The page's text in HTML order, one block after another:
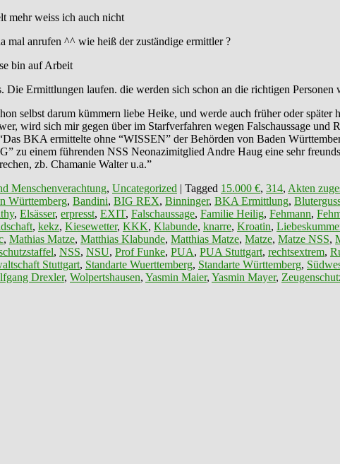
mehr weiss ich auch nicht
mal anrufen ^^ wie heiß der zuständige ermittler ?
bin auf Arbeit
Ermittlungen laufen. die werden sich schon an die richtigen Personen
selbst darum kümmern liebe Heike, und werde auch früher oder später
wird sich mir gegen über im Starfverfahren wegen Falschaussage
BKA ermittelte ohne “WISSEN” der Behörden von Baden
zu einem führenden NSS Neonazimitglied Andre Haug eine sehr
zb. Chamanie Walter u.a.”
Menschenverachtung, Uncategorized | Tagged 15.000 €, 314, Akten
Württemberg, Bandini, BIG REX, Binninger, BKA Ermittlung,
, Elsässer, erpresst, EXIT, Falschaussage, Familie Heilig, Fehmann,
, kekz, Kiesewetter, KKK, Klabunde, knarre, Kroatin,
, Mathias Matze, Matthias Klabunde, Matthias Matze, Matze, Matze NSS,
, NSS, NSU, Prof Funke, PUA, PUA Stuttgart, rechtsextrem,
Stuttgart, Standarte Wuerttemberg, Standarte Württemberg,
Drexler, Wolpertshausen, Yasmin Maier, Yasmin Mayer,